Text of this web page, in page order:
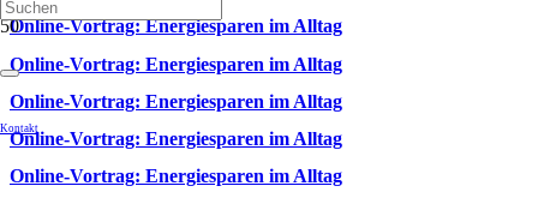
Kontakt
Online-Vortrag: Energiesparen im Alltag
Online-Vortrag: Energiesparen im Alltag
Online-Vortrag: Energiesparen im Alltag
Online-Vortrag: Energiesparen im Alltag
Online-Vortrag: Energiesparen im Alltag